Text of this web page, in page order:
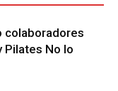
colaboradores
Pilates No lo